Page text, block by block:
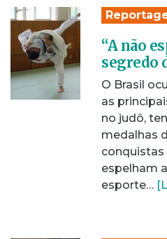
“A não
segredo
O Brasil
as
no judô,
medalhas
espelham
esporte…